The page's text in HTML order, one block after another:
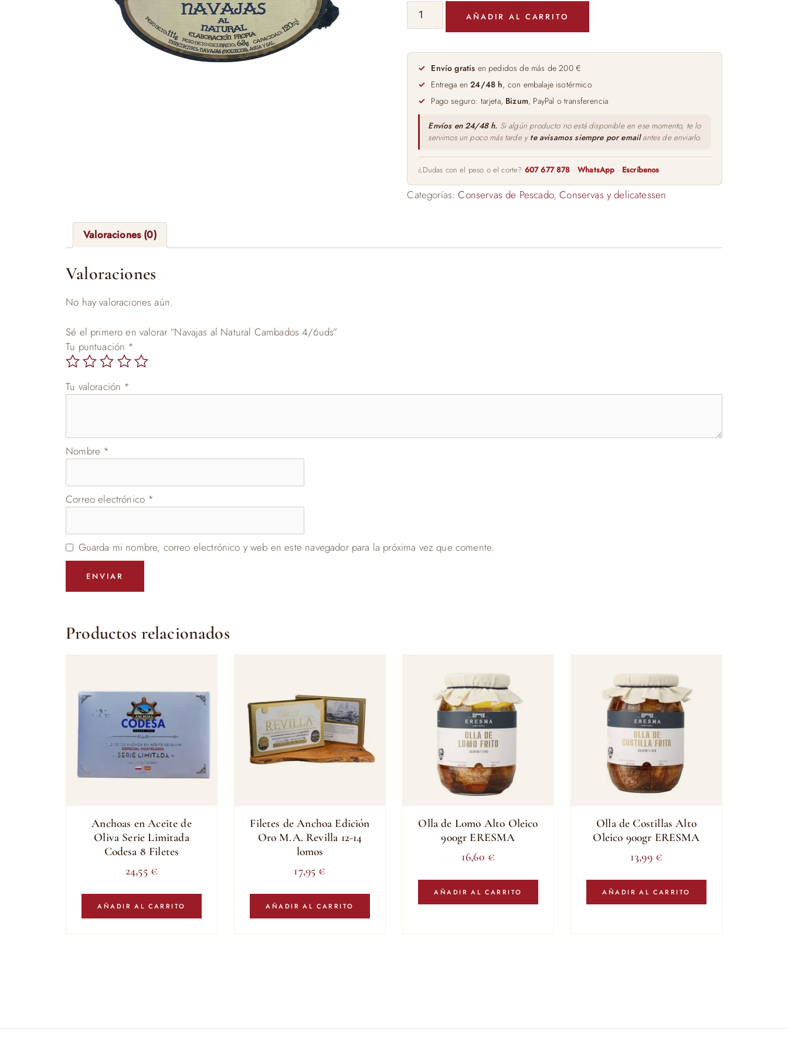
Navajas
Cambados
4/6uds
cantidad
AÑADIR AL CARRITO
Envío gratis en pedidos de más de 200 €
Entrega en24/48 h, con embalaje isotérmico
Pago seguro: tarjeta, Bizum, PayPal o transferencia
Envíos en 24/48 h. Si algún producto no está disponible en ese momento, te lo
servimos un poco más tarde y te avisamos siempre por emailantes de enviarlo.
¿Dudas con el peso o el corte? 607 677 878 ·WhatsApp · Escríbenos
Categorías:Conservas de Pescado,Conservas y delicatessen
Valoraciones (0)
Valoraciones
No hay valoraciones aún.
Sé el primero en valorar “Navajas al Natural Cambados 4/6uds”
Tu puntuación *
Tu valoración *
Nombre *
Correo electrónico *
Guarda mi nombre, correo electrónico y web en este navegador para la próxima vez que comente.
Productos relacionados
Anchoas en Aceite de
Oliva Serie Limitada
Codesa 8 Filetes
24,55 €
AÑADIR AL CARRITO
Filetes de Anchoa Edición
Oro M.A. Revilla 12-14
lomos
17,95 €
AÑADIR AL CARRITO
Olla de Lomo Alto Oleico
900gr ERESMA
16,60 €
AÑADIR AL CARRITO
Olla de Costillas Alto
Oleico 900gr ERESMA
13,99 €
AÑADIR AL CARRITO